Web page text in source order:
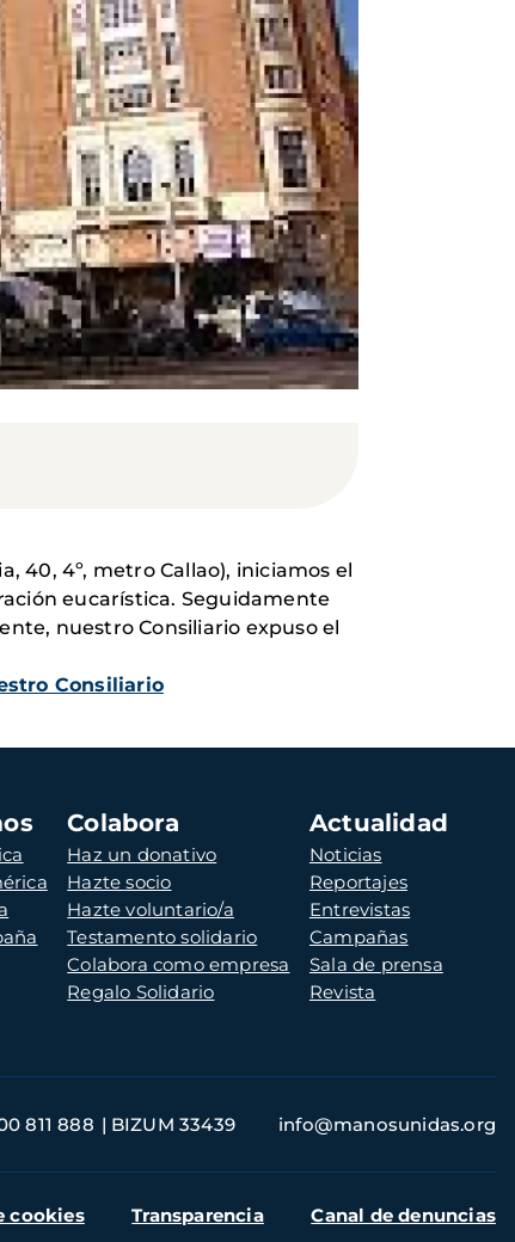
40, 4º, metro Callao), iniciamos el
eucarística. Seguidamente
nuestro Consiliario expuso el
Consiliario
Colabora
Haz un donativo
Hazte socio
Hazte voluntario/a
Testamento solidario
Colabora como empresa
Regalo Solidario
Actualidad
Noticias
Reportajes
Entrevistas
Campañas
Sala de prensa
Revista
811 888 BIZUM 33439 info@manosunidas.org
cookies Transparencia Canal de denuncias